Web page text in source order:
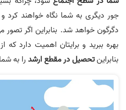
جور دیگری به شما نگاه خواهند کرد
دگرگون خواهد شد. بنابراین اگر تصور
بهره ببرید و برایتان اهمیت دارد که
بنابراینتحصیل در مقطع ارشدرا به